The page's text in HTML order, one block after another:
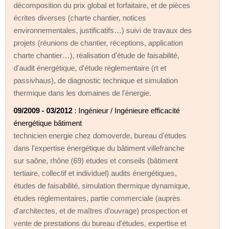
décomposition du prix global et forfaitaire, et de pièces
écrites diverses (charte chantier, notices
environnementales, justificatifs…) suivi de travaux des
projets (réunions de chantier, réceptions, application
charte chantier…), réalisation d'étude de faisabilité,
d'audit énergétique, d'étude réglementaire (rt et
passivhaus), de diagnostic technique et simulation
thermique dans les domaines de l'énergie.
09/2009 - 03/2012 : Ingénieur / Ingénieure efficacité
énergétique bâtiment
technicien energie chez domoverde, bureau d'études
dans l'expertise énergétique du bâtiment villefranche
sur saône, rhône (69) etudes et conseils (bâtiment
tertiaire, collectif et individuel) audits énergétiques,
études de faisabilité, simulation thermique dynamique,
études réglementaires, partie commerciale (auprès
d'architectes, et de maîtres d'ouvrage) prospection et
vente de prestations du bureau d'études, expertise et